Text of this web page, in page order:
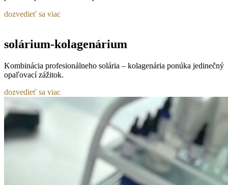
dozvedieť sa viac
solárium-kolagenárium
Kombinácia profesionálneho solária – kolagenária ponúka jedinečný
opaľovací zážitok.
dozvedieť sa viac